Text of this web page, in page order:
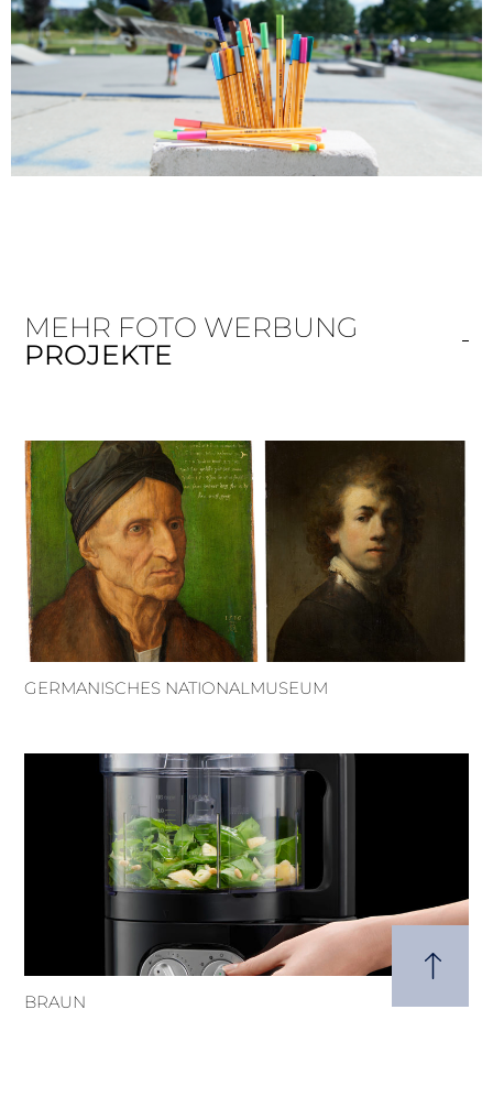
MEHR FOTO WERBUNG
PROJEKTE
GERMANISCHES NATIONALMUSEUM
BRAUN